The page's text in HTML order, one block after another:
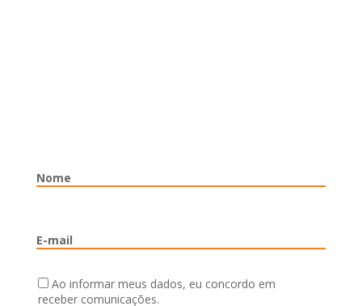
Ao informar meus dados, eu concordo em
receber comunicações.